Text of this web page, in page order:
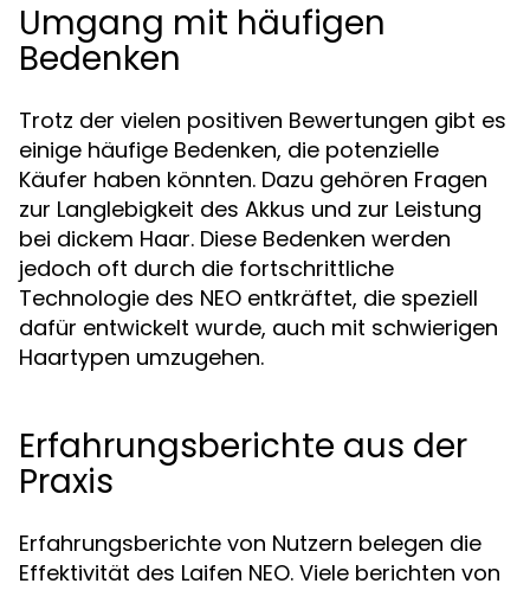
Umgang mit häufigen
Bedenken
Trotz der vielen positiven Bewertungen gibt es
einige häufige Bedenken, die potenzielle
Käufer haben könnten. Dazu gehören Fragen
zur Langlebigkeit des Akkus und zur Leistung
bei dickem Haar. Diese Bedenken werden
jedoch oft durch die fortschrittliche
Technologie des NEO entkräftet, die speziell
dafür entwickelt wurde, auch mit schwierigen
Haartypen umzugehen.
Erfahrungsberichte aus der
Praxis
Erfahrungsberichte von Nutzern belegen die
Effektivität des Laifen NEO. Viele berichten von